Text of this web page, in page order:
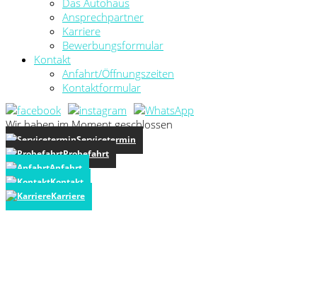
Das Autohaus
Ansprechpartner
Karriere
Bewerbungsformular
Kontakt
Anfahrt/Öffnungszeiten
Kontaktformular
Wir haben im Moment geschlossen
Servicetermin
Probefahrt
Anfahrt
Kontakt
Karriere